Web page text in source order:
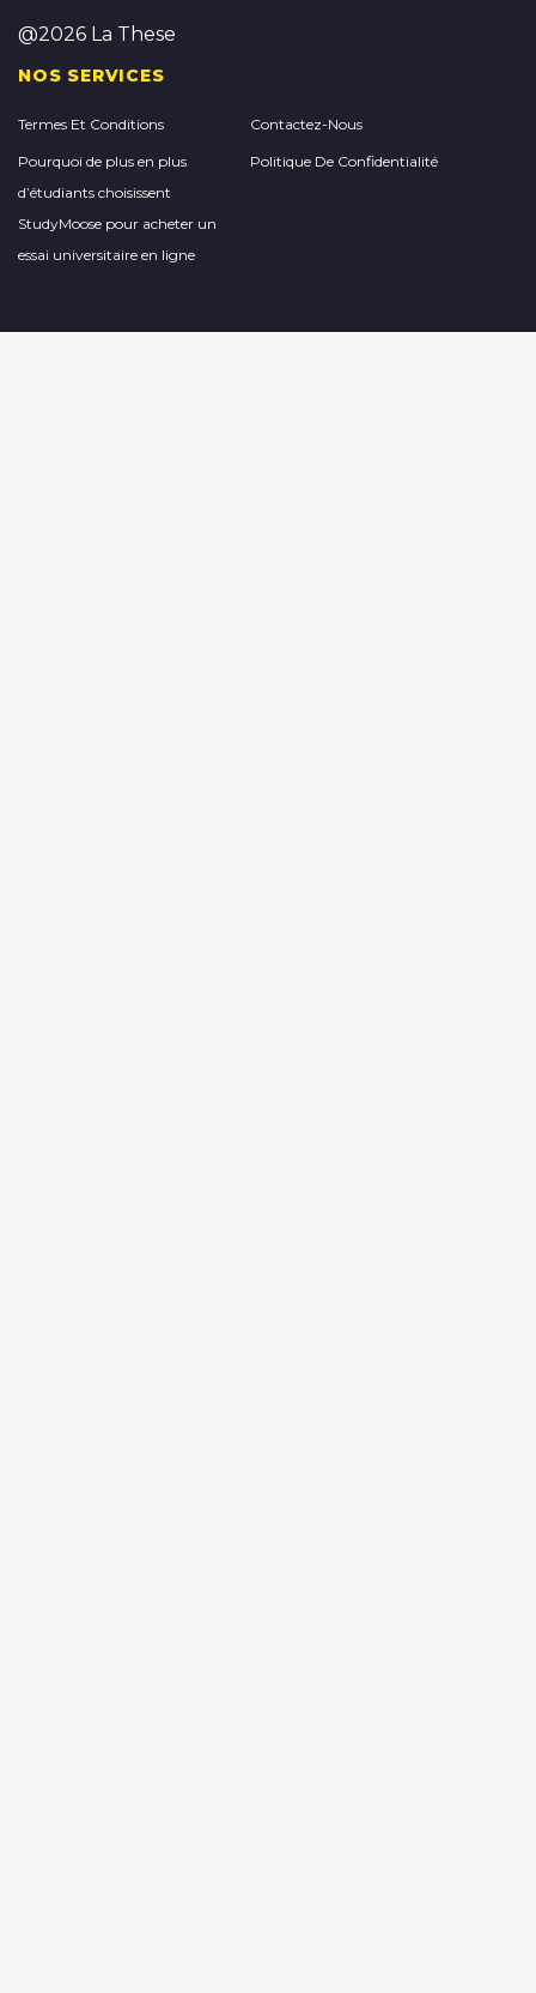
@2026 La These
NOS SERVICES
Termes Et Conditions Contactez-Nous
Pourquoi de plus en plus
d’étudiants choisissent
StudyMoose pour acheter un
essai universitaire en ligne
Politique De Confidentialité